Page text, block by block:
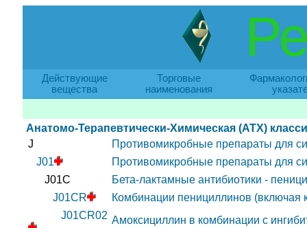
Действующие
вещества
Торговые
наименования
Анатомо-Терапевтически-Химическая (АТХ)
J
Противомикробные препараты для
J01
Противомикробные препараты для
J01C
Бета-лактамные антибиотики -
J01CR
Комбинации пенициллинов (включая
J01CR02 Амоксициллин в комбинации с